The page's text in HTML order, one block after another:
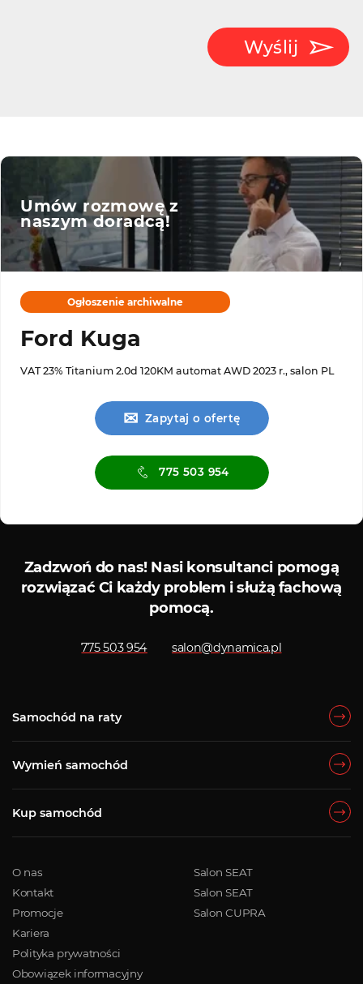
Wyślij
Umów rozmowę z
naszym doradcą!
Ogłoszenie archiwalne
Ford Kuga
VAT 23% Titanium 2.0d 120KM automat AWD 2023 r., salon PL
✉ Zapytaj o ofertę
775 503 954
Zadzwoń do nas!Nasi konsultanci pomogą
rozwiązać Ci każdy problem i służą fachową
pomocą.
775 503 954 salon@dynamica.pl
Samochód na raty
Wymień samochód
Kup samochód
O nas
Kontakt
Promocje
Kariera
Polityka prywatności
Obowiązek informacyjny
Salon SEAT
Salon SEAT
Salon CUPRA